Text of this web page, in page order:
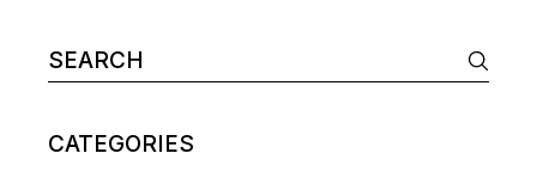
CATEGORIES